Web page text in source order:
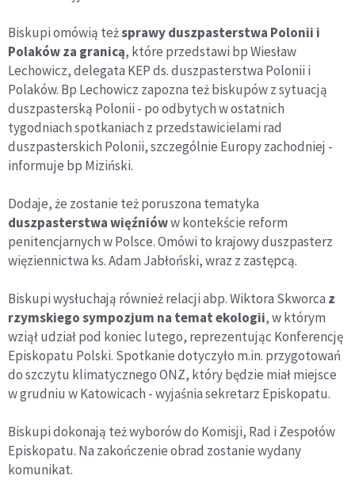
Biskupi omówią teżsprawy duszpasterstwa Polonii i
Polaków za granicą, które przedstawi bp Wiesław
Lechowicz, delegata KEP ds. duszpasterstwa Polonii i
Polaków. Bp Lechowicz zapozna też biskupów z sytuacją
duszpasterską Polonii - po odbytych w ostatnich
tygodniach spotkaniach z przedstawicielami rad
duszpasterskich Polonii, szczególnie Europy zachodniej -
informuje bp Miziński.
Dodaje, że zostanie też poruszona tematyka
duszpasterstwa więźnióww kontekście reform
penitencjarnych w Polsce. Omówi to krajowy duszpasterz
więziennictwa ks. Adam Jabłoński, wraz z zastępcą.
Biskupi wysłuchają również relacji abp. Wiktora Skworca z
rzymskiego sympozjum na temat ekologii, w którym
wziął udział pod koniec lutego, reprezentując Konferencję
Episkopatu Polski. Spotkanie dotyczyło m.in. przygotowań
do szczytu klimatycznego ONZ, który będzie miał miejsce
w grudniu w Katowicach - wyjaśnia sekretarz Episkopatu.
Biskupi dokonają też wyborów do Komisji, Rad i Zespołów
Episkopatu. Na zakończenie obrad zostanie wydany
komunikat.